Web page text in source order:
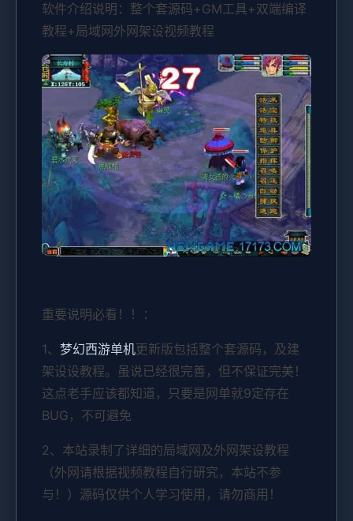
软件介绍说明：整个套源码+GM工具+双端编译
教程+局域网外网架设视频教程
重要说明必看！！：
1、 梦幻西游单机更新版包括整个套源码，及建
架设设教程。虽说已经很完善，但不保证完美！
这点老手应该都知道，只要是网单就9定存在
BUG，不可避免
2、本站录制了详细的局域网及外网架设教程
（外网请根据视频教程自行研究，本站不参
与！）源码仅供个人学习使用，请勿商用！